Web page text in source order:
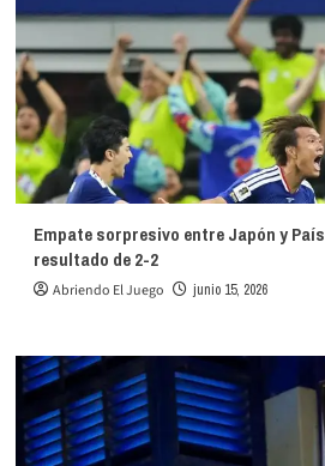
Empate sorpresivo entre Japón y
resultado de 2-2
Abriendo El Juego junio 15, 2026